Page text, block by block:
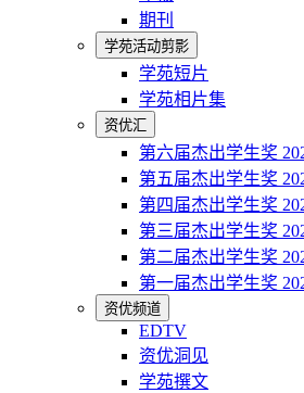
期刊
学苑活动剪影
学苑短片
学苑相片集
资优汇
第六届杰出学生奖
第五届杰出学生奖
第四届杰出学生奖
第三届杰出学生奖
第二届杰出学生奖
第一届杰出学生奖
资优频道
EDTV
资优洞见
学苑撰文